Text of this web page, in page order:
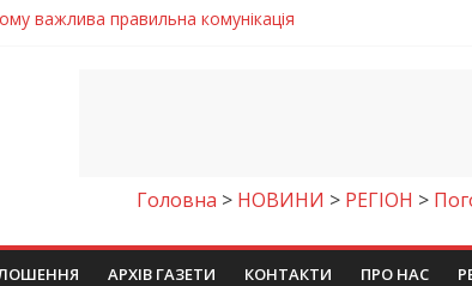
центри на Дніпропетровщині
досліджують місце розташування легендарного
шанс на власне житло
важлива правильна комунікація
Головна > НОВИНИ > РЕГІОН >
АРХІВ ГАЗЕТИ КОНТАКТИ ПРО НАС